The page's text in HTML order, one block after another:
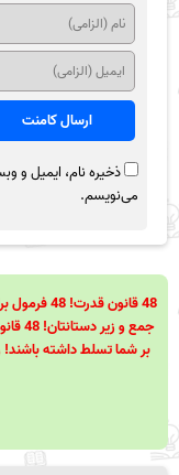
ذخیره نام، ایمیل و
می‌نویسم.
جمع
بر شما تسلط داشته باشند!